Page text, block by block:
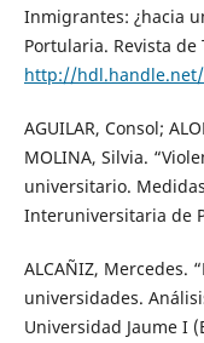
Inmigrantes: ¿hacia
Portularia. Revista de
http://hdl.handle.net/
AGUILAR, Consol;
MOLINA, Silvia.
universitario.
Interuniversitaria de
ALCAÑIZ, Mercedes.
universidades.
Universidad Jaume I